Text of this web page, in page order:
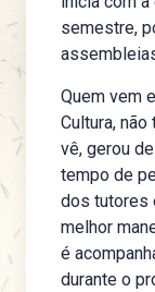
semestre,
Quem vem
Cultura,
vê, gerou
tempo de
dos tutores
melhor
é
durante o